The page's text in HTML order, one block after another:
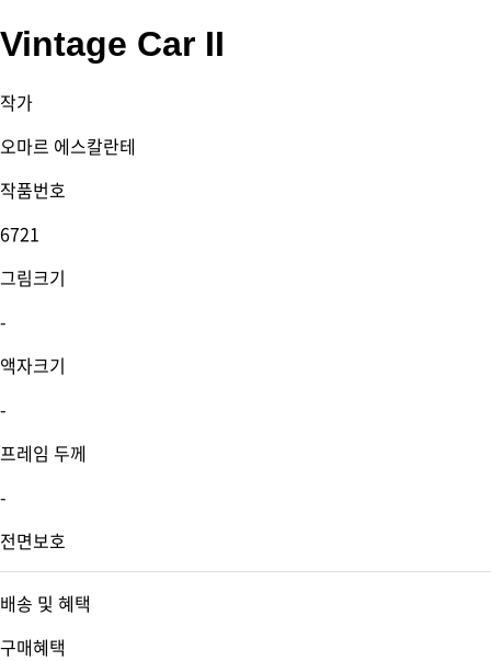
Vintage Car II
작가
오마르 에스칼란테
작품번호
6721
그림크기
-
액자크기
-
프레임 두께
-
전면보호
배송 및 혜택
구매혜택